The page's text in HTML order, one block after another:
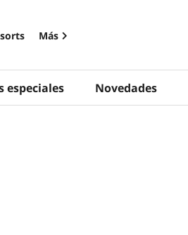
Más
especiales Novedades